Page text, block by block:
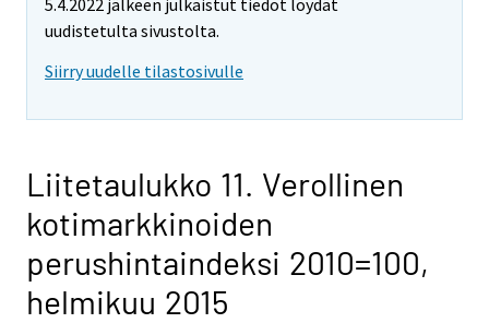
5.4.2022 jälkeen julkaistut tiedot löydät
uudistetulta sivustolta.
Siirry uudelle tilastosivulle
Liitetaulukko 11. Verollinen
kotimarkkinoiden
perushintaindeksi 2010=100,
helmikuu 2015